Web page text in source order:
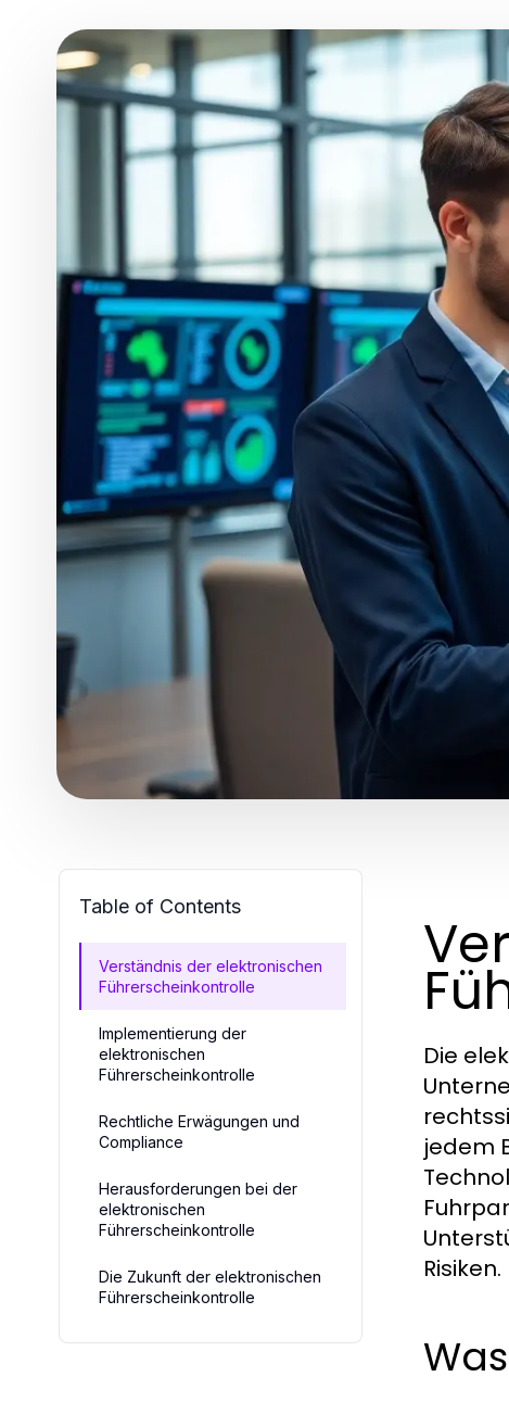
Table of Contents
Verständnis der elektronischen
Führerscheinkontrolle
Implementierung der
elektronischen
Führerscheinkontrolle
Rechtliche Erwägungen und
Compliance
Herausforderungen bei der
elektronischen
Führerscheinkontrolle
Die Zukunft der elektronischen
Führerscheinkontrolle
Die
jedem
Risiken.